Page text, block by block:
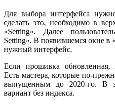
Для выбора интерфейса
сделать это, необходимо в
«Setting». Далее
Setting». В появившемся окне в
нужный интерфейс.
Если прошивка обновленная,
Есть мастера, которые по-
выпущенным до 2020-го. В
вариант без индекса.